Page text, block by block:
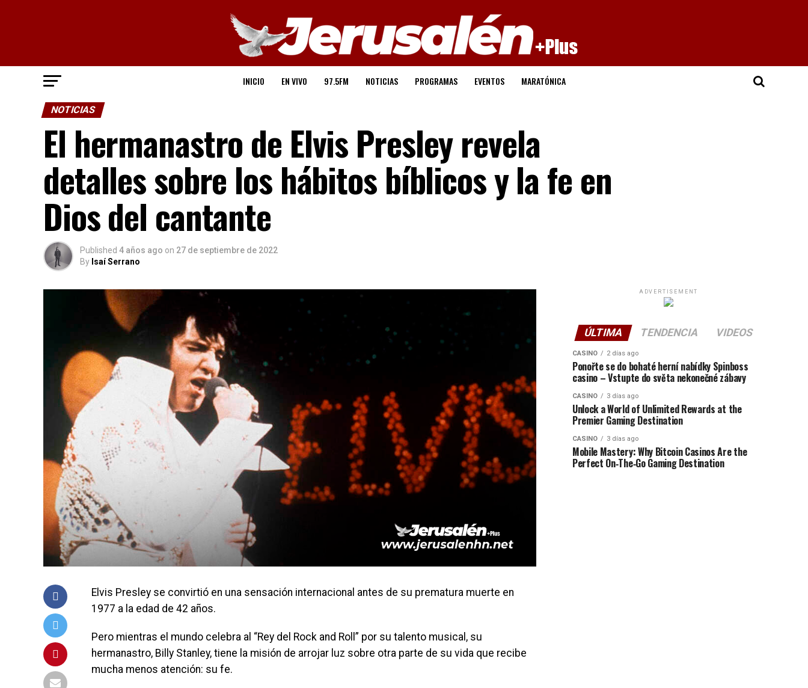
INICIO EN VIVO 97.5FM NOTICIAS PROGRAMAS EVENTOS MARATÓNICA
NOTICIAS
El hermanastro de Elvis Presley revela
detalles sobre los hábitos bíblicos y la fe en
Dios del cantante
Published 4 años ago on 27 de septiembre de 2022
By Isaí Serrano
Elvis Presley se convirtió en una sensación internacional antes de su prematura muerte en
1977 a la edad de 42 años.
Pero mientras el mundo celebra al “Rey del Rock and Roll” por su talento musical, su
hermanastro, Billy Stanley, tiene la misión de arrojar luz sobre otra parte de su vida que recibe
mucha menos atención: su fe.
ADVERTISEMENT
ÚLTIMA TENDENCIA VIDEOS
CASINO 2 días ago
Ponořte se do bohaté herní nabídky Spinboss
casino – Vstupte do světa nekonečné zábavy
CASINO 3 días ago
Unlock a World of Unlimited Rewards at the
Premier Gaming Destination
CASINO 3 días ago
Mobile Mastery: Why Bitcoin Casinos Are the
Perfect On‑The‑Go Gaming Destination